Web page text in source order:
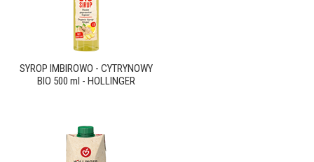
SYROP IMBIROWO - CYTRYNOWY
BIO 500 ml - HOLLINGER